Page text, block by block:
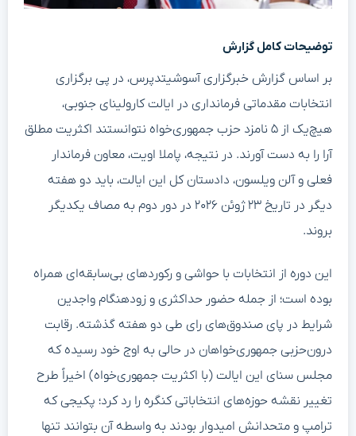
توضیحات کامل گزارش
بر اساس گزارش خبرگزاری آسوشیتدپرس، در پی برگزاری
انتخابات مقدماتی فرمانداری در ایالت کارولینای جنوبی،
هیچ‌یک از ۵ نامزد حزب جمهوری‌خواه نتوانستند اکثریت مطلق
آرا را به دست آورند. در نتیجه، پاملا اویت، معاون فرماندار
فعلی و آلن ویلسون، دادستان کل این ایالت، باید دو هفته
دیگر در تاریخ ۲۳ ژوئن ۲۰۲۶ در دور دوم به مصاف یکدیگر
بروند.
این دوره از انتخابات با حواشی و رکوردهای بی‌سابقه‌ای همراه
بوده است؛ از جمله حضور حداکثری و زودهنگام واجدین
شرایط در پای صندوق‌های رای طی دو هفته گذشته. رقابت
درون‌حزبی جمهوری‌خواهان در حالی به اوج خود رسیده که
مجلس سنای این ایالت (با اکثریت جمهوری‌خواه) اخیراً طرح
تغییر نقشه‌ حوزه‌های انتخاباتی کنگره را رد کرد؛ پکیجی که
ترامپ و متحدانش امیدوار بودند به واسطه آن بتوانند تنها